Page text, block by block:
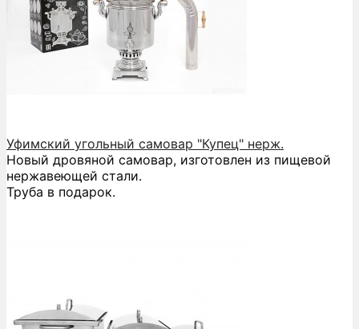
Уфимский угольный самовар "Купец" нерж.
Новый дровяной самовар, изготовлен из пищевой
нержавеющей стали.
Труба в подарок.